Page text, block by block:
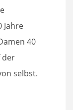
Jahre
40
der
selbst.